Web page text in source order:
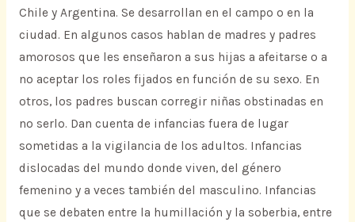
Chile y Argentina. Se desarrollan en el campo o en la
ciudad. En algunos casos hablan de madres y padres
amorosos que les enseñaron a sus hijas a afeitarse o a
no aceptar los roles fijados en función de su sexo. En
otros, los padres buscan corregir niñas obstinadas en
no serlo. Dan cuenta de infancias fuera de lugar
sometidas a la vigilancia de los adultos. Infancias
dislocadas del mundo donde viven, del género
femenino y a veces también del masculino. Infancias
que se debaten entre la humillación y la soberbia, entre